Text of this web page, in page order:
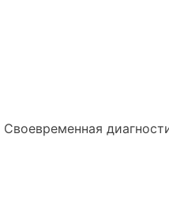
Своевременная